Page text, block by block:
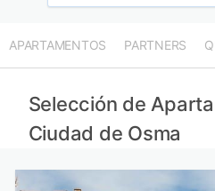
APARTAMENTOS PARTNERS
Selección de
Ciudad de Osma